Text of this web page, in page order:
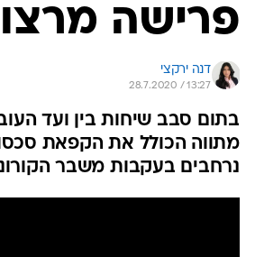
פרישה מרצון
דנה ירקצי
28.7.2020 / 13:27
בתום סבב שיחות בין ועד
מתווה הכולל את הקפאת
נרחבים בעקבות משבר